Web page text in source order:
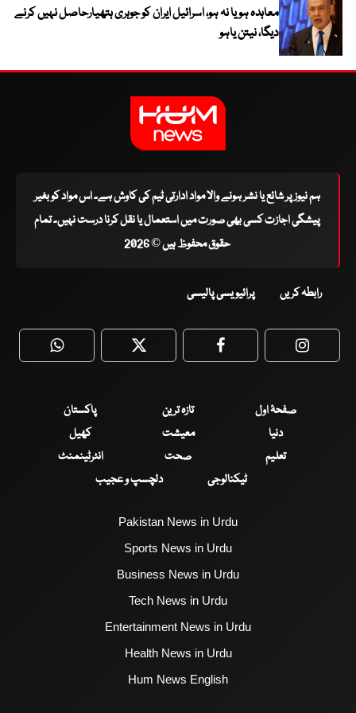
معاہدہ ہو یا نہ ہو، اسرائیل ایران کو جوہری ہتھیارحاصل نہیں کرنے
دیگا، نیتن یاہو
ہم نیوز پر شائع یا نشر ہونے والا مواد ادارتی ٹیم کی کاوش ہے۔ اس مواد کو بغیر
پیشگی اجازت کسی بھی صورت میں استعمال یا نقل کرنا درست نہیں۔ تمام
حقوق محفوظ ہیں © 2026
رابطہ کریں پرائیویسی پالیسی
WhatsApp Twitter Facebook
صفحۂ اول تازہ ترین
پاکستان
دنیا
معیشت
کھیل
تعلیم
صحت
انٹرٹینمنٹ
ٹیکنالوجی
دلچسپ و عجیب
Pakistan News in Urdu
Sports News in Urdu
Business News in Urdu
Tech News in Urdu
Entertainment News in Urdu
Health News in Urdu
Hum News English